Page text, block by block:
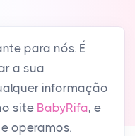
para nós. É
a sua
informação
site BabyRifa, e
operamos.